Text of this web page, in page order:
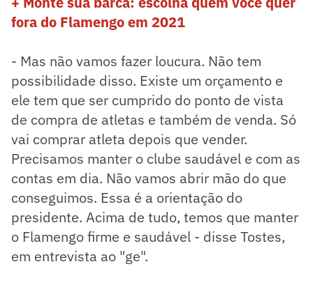
fora do Flamengo em 2021
- Mas não vamos fazer loucura. Não tem
possibilidade disso. Existe um orçamento e
ele tem que ser cumprido do ponto de vista
de compra de atletas e também de venda. Só
vai comprar atleta depois que vender.
Precisamos manter o clube saudável e com as
contas em dia. Não vamos abrir mão do que
conseguimos. Essa é a orientação do
presidente. Acima de tudo, temos que manter
o Flamengo firme e saudável - disse Tostes,
em entrevista ao "ge".